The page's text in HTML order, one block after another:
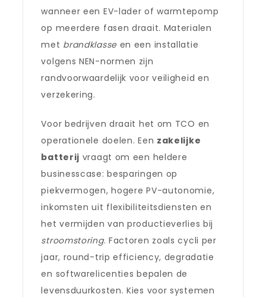
wanneer een EV-lader of warmtepomp
op meerdere fasen draait. Materialen
met brandklasseen een installatie
volgens NEN-normen zijn
randvoorwaardelijk voor veiligheid en
verzekering.
Voor bedrijven draait het om TCO en
operationele doelen. Een zakelijke
batterij vraagt om een heldere
businesscase: besparingen op
piekvermogen, hogere PV-autonomie,
inkomsten uit flexibiliteitsdiensten en
het vermijden van productieverlies bij
stroomstoring. Factoren zoals cycli per
jaar, round-trip efficiency, degradatie
en softwarelicenties bepalen de
levensduurkosten. Kies voor systemen